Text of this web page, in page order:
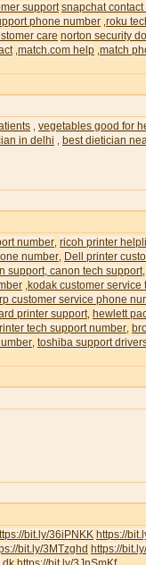
support snapchat
phone number roku
care norton security
match.com help match
vegetables good for
in delhi best dietician
number ricoh printer
number Dell printer
support, canon tech support
kodak customer service
customer service phone
printer support hewlett
tech support number
toshiba support
bit.ly/36iPNKK https://
bit.ly/3MTzghd https://